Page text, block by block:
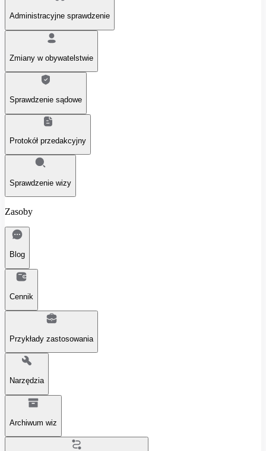
Administracyjne sprawdzenie
Zmiany w obywatelstwie
Sprawdzenie sądowe
Protokół przedakcyjny
Sprawdzenie wizy
Zasoby
Blog
Cennik
Przykłady zastosowania
Narzędzia
Archiwum wiz